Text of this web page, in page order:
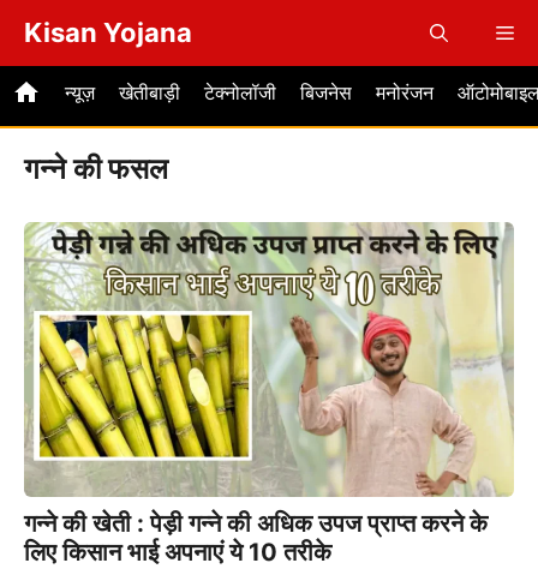
content
Kisan Yojana
न्यूज़ खेतीबाड़ी टेक्नोलॉजी बिजनेस मनोरंजन
गन्ने की फसल
गन्ने की खेती : पेड़ी गन्ने की अधिक उपज प्राप्त करने के
लिए किसान भाई अपनाएं ये 10 तरीके